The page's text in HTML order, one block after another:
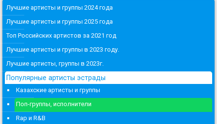
Лучшие артисты и группы 2024 года
Лучшие артисты и группы 2025 года
Топ Российских артистов за 2021 год
Лучшие артисты и группы в 2023 году.
Лучшие артисты, группы в 2023г.
Популярные артисты эстрады
Казахские артисты и группы
Поп-группы, исполнители
Rap и R&B